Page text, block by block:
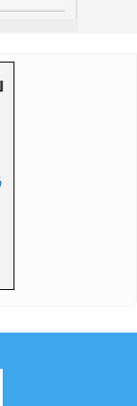
konzulat; Iza svega
u zid, na nju
stižu u region,
je krao za liječenje
Ilić imao jasnu